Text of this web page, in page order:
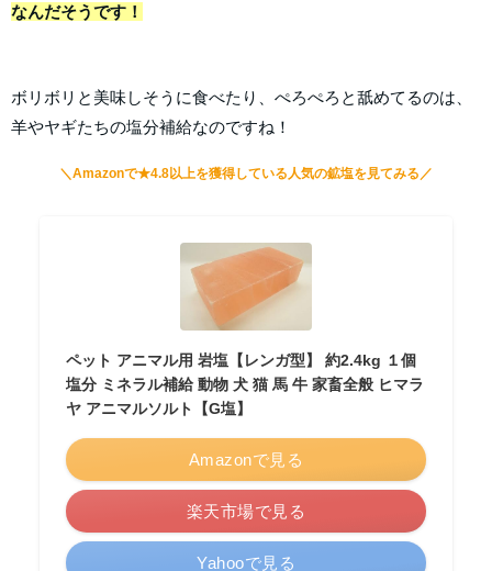
なんだそうです！
ボリボリと美味しそうに食べたり、ぺろぺろと舐めてるのは、
羊やヤギたちの塩分補給なのですね！
＼Amazonで★4.8以上を獲得している人気の鉱塩を見てみる／
ペット アニマル用 岩塩【レンガ型】 約2.4kg １個
塩分 ミネラル補給 動物 犬 猫 馬 牛 家畜全般 ヒマラ
ヤ アニマルソルト【G塩】
Amazonで見る
楽天市場で見る
Yahooで見る